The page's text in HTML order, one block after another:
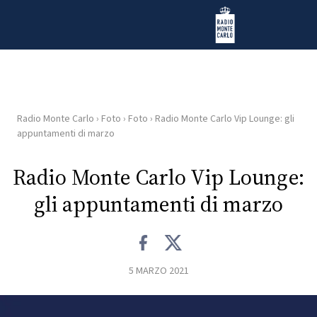
Radio Monte Carlo
HOME
RADIO
WEB
RADIO
Radio Monte Carlo › Foto › Foto › Radio Monte Carlo Vip Lounge: gli
appuntamenti di marzo
Radio Monte Carlo Vip Lounge:
gli appuntamenti di marzo
5 MARZO 2021